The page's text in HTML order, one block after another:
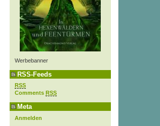
Werbebanner
RSS-Feeds
RSS
Comments RSS
Meta
Anmelden